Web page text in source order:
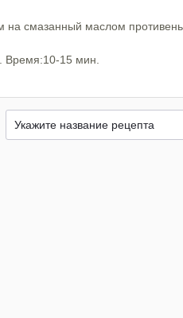
на смазанный маслом
Время:10-15 мин.